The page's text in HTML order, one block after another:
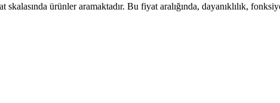
ürünler aramaktadır. Bu fiyat aralığında, dayanıklılık,